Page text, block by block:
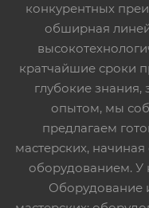
конкурентных
обширная
кратчайшие сроки
глубокие
опытом, мы
предлагаем
мастерских,
оборудованием. У
Оборудование